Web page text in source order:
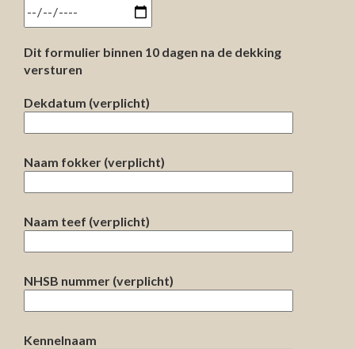
Dit formulier binnen 10 dagen na de dekking
versturen
Dekdatum (verplicht)
Naam fokker (verplicht)
Naam teef (verplicht)
NHSB nummer (verplicht)
Kennelnaam